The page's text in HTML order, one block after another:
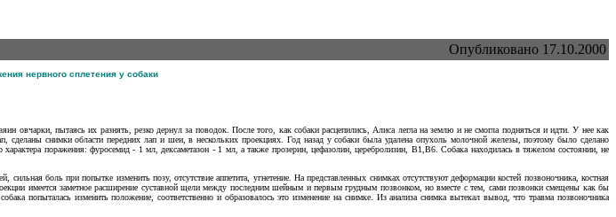
Опубликовано 17.10.2000
нервного сплетения у собаки
пытаясь их разнять, резко дернул за поводок. После того, как собаки расцепились, Алиса легла на землю и не смогла подняться и идти. У нее как
снимки области передних лап и шеи, в нескольких проекциях. Год назад у собаки была удалена опухоль молочной железы, поэтому было сделано
поражения: фуросемид - 1 мл, дексаметазон - 1 мл, а также прозерин, цефазолин, церебролизин, B1,B6. Собака находилась в тяжелом состоянии, не
боль при попытке изменить позу, отсутствие аппетита, угнетение. На представленных снимках отсутствуют деформации костей позвоночника, костная
имеется заметное расширение суставной щели между последним шейным и первым грудным позвонком, но вместе с тем, сами позвонки смещены как бы
попыталась изменить положение, соответственно и образовалось это изменение на снимке. Из анализа снимка вытекал вывод, что травма позвоночника